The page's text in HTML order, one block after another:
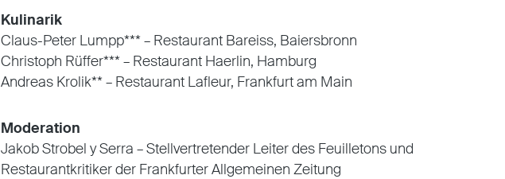
Kulinarik
Claus-Peter Lumpp*** – Restaurant Bareiss, Baiersbronn
Christoph Rüffer*** – Restaurant Haerlin, Hamburg
Andreas Krolik** – Restaurant Lafleur, Frankfurt am Main
Moderation
Jakob Strobel y Serra – Stellvertretender Leiter des Feuilletons und
Restaurantkritiker der Frankfurter Allgemeinen Zeitung